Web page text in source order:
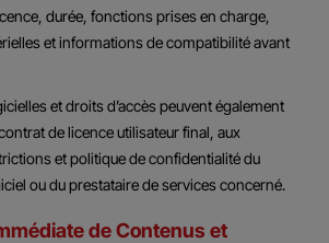
durée, fonctions prises en charge,
et informations de compatibilité avant
et droits d’accès peuvent également
de licence utilisateur final, aux
et politique de confidentialité du
ou du prestataire de services concerné.
de Contenus et